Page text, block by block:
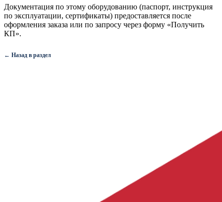
Документация по этому оборудованию (паспорт, инструкция
по эксплуатации, сертификаты) предоставляется после
оформления заказа или по запросу через форму «Получить
КП».
← Назад в раздел